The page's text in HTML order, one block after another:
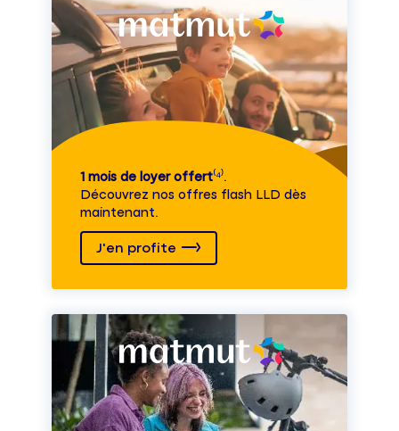
1 mois de loyer offert⁽⁴⁾.
Découvrez nos offres flash LLD dès
maintenant.
J'en profite